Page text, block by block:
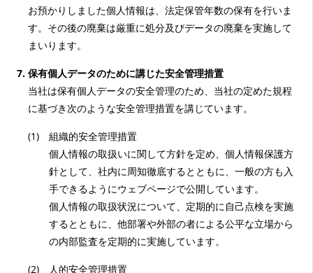
お預かりしました個人情報は、法定保管年数の保有を行いま
す。その後の廃棄は厳重に処分及びデータの廃棄を実施して
まいります。
保有個人データのために講じた安全管理措置
当社は保有個人データの安全管理のため、当社の定めた規程
に基づき次のような安全管理措置を講じています。
(1)
組織的安全管理措置
個人情報の取扱いに関して方針を定め、個人情報保護方
針として、社内に周知徹底するとともに、一般の方も入
手できるようにウェブページで公開しています。
個人情報の取扱状況について、定期的に自己点検を実施
するとともに、他部署や外部の者による公平な立場から
の内部監査を定期的に実施しています。
(2) 人的安全管理措置